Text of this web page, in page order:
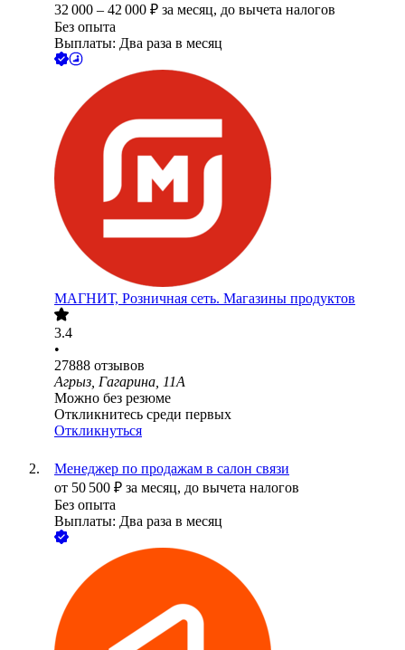
32 000 – 42 000 ₽ за месяц, до вычета налогов
Без опыта
Выплаты: Два раза в месяц
МАГНИТ, Розничная сеть. Магазины продуктов
3.4
•
27888 отзывов
Агрыз, Гагарина, 11А
Можно без резюме
Откликнитесь среди первых
Откликнуться
Менеджер по продажам в салон связи
от 50 500 ₽ за месяц, до вычета налогов
Без опыта
Выплаты: Два раза в месяц